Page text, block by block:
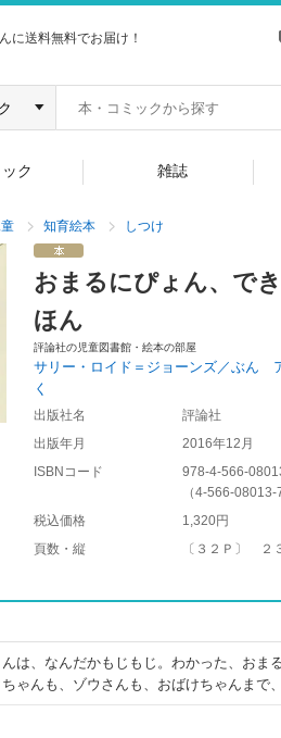
に送料無料でお届け！
ク 雑誌
知育絵本 しつけ
おまるにぴょん、で
ほん
評論社の児童図書館・絵本の部屋
サリー・ロイド＝ジョーンズ／ぶん
く
出版社名
評論社
出版年月
2016年12月
ISBNコード
978-4-566-
（4-566-08013-
税込価格
1,320円
頁数・縦
〔３２Ｐ〕 ２
は、なんだかもじもじ。わかった、おま
ちゃんも、ゾウさんも、おばけちゃんまで